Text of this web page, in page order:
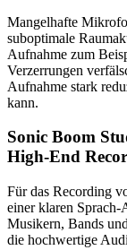
Mangelhafte
suboptimale
Aufnahme zum
Verzerrungen
Aufnahme stark
kann.
Sonic Boom
High-End
Für das Recording
einer klaren
Musikern, Bands
die hochwertige